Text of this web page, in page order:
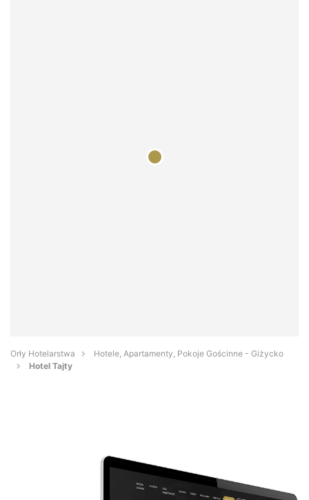
Orły Hotelarstwa
Hotele, Apartamenty, Pokoje Gościnne - Giżycko
Hotel Tajty